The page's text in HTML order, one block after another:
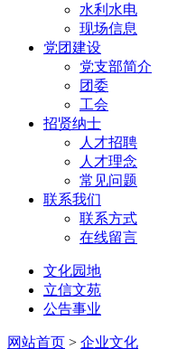
水利水电
现场信息
党团建设
党支部简介
团委
工会
招贤纳士
人才招聘
人才理念
常见问题
联系我们
联系方式
在线留言
文化园地
立信文苑
公告事业
网站首页 > 企业文化